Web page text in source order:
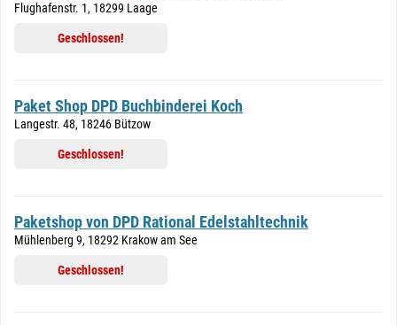
Flughafenstr. 1, 18299 Laage
Geschlossen!
Paket Shop DPD Buchbinderei Koch
Langestr. 48, 18246 Bützow
Geschlossen!
Paketshop von DPD Rational Edelstahltechnik
Mühlenberg 9, 18292 Krakow am See
Geschlossen!